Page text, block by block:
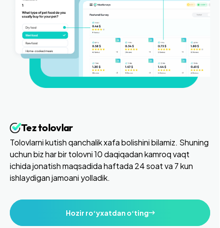
Tez tolovlar
Tolovlarni kutish qanchalik xafa bolishini bilamiz. Shuning
uchun biz har bir tolovni 10 daqiqadan kamroq vaqt
ichida jonatish maqsadida haftada 24 soat va 7 kun
ishlaydigan jamoani yolladik.
Hozir roʻyxatdan oʻting